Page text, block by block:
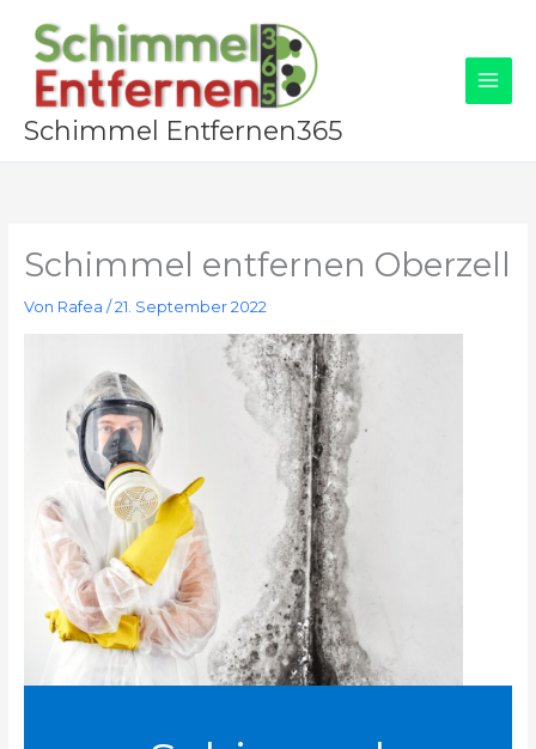
Inhalt
springen
Schimmel Entfernen365
Schimmel entfernen Oberzell
Von Rafea /21. September 2022